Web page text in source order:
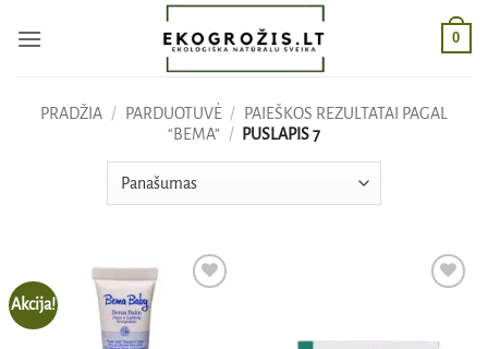
0
PRADŽIA / PARDUOTUVĖ /
PAIEŠKOS REZULTATAI PAGAL
“BEMA”
/ PUSLAPIS 7
Akcija!